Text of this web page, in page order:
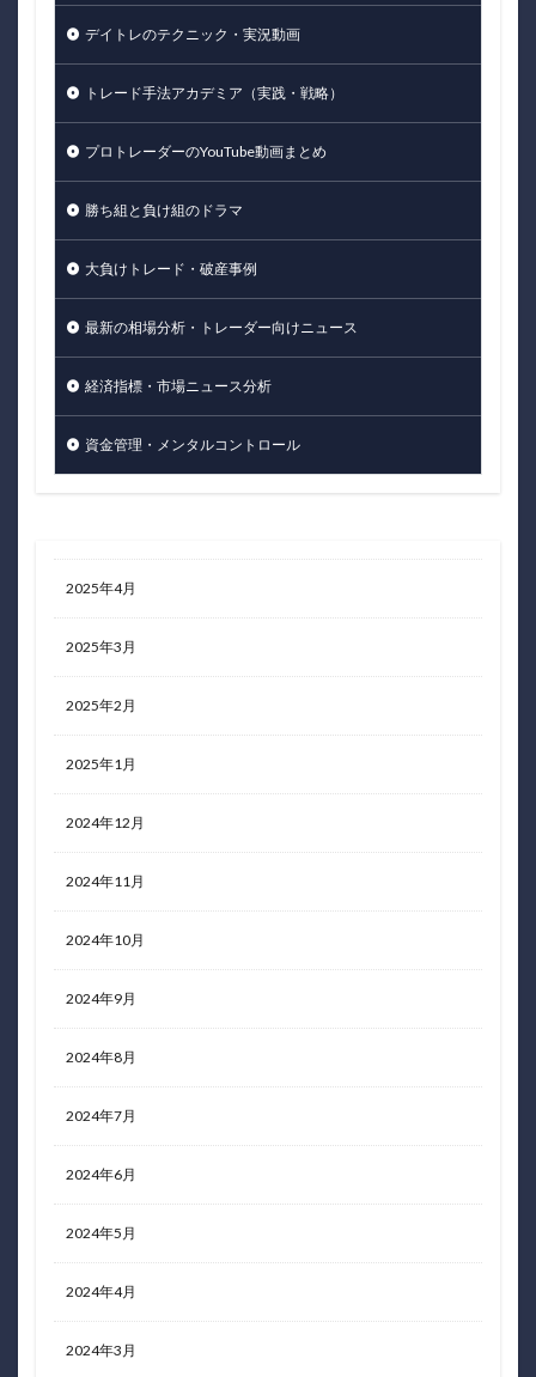
デイトレのテクニック・実況動画
トレード手法アカデミア（実践・戦略）
プロトレーダーのYouTube動画まとめ
勝ち組と負け組のドラマ
大負けトレード・破産事例
最新の相場分析・トレーダー向けニュース
経済指標・市場ニュース分析
資金管理・メンタルコントロール
2025年4月
2025年3月
2025年2月
2025年1月
2024年12月
2024年11月
2024年10月
2024年9月
2024年8月
2024年7月
2024年6月
2024年5月
2024年4月
2024年3月